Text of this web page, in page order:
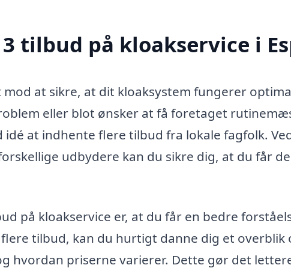
tilbud på kloakservice i
mod at sikre, at dit kloaksystem fungerer
eller blot ønsker at få foretaget
at indhente flere tilbud fra lokale fagfolk.
udbydere kan du sikre dig, at du får
på kloakservice er, at du får en bedre
tilbud, kan du hurtigt danne dig et overblik
hvordan priserne varierer. Dette gør det